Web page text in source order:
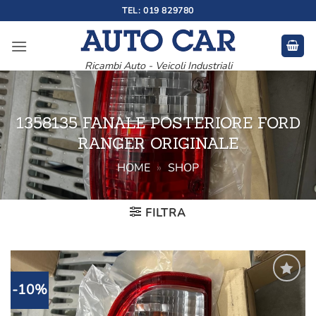
ai
contenuti
TEL: 019 829780
Ricambi Auto - Veicoli Industriali
1358135 FANALE POSTERIORE FORD
RANGER ORIGINALE
HOME » SHOP
FILTRA
-10%